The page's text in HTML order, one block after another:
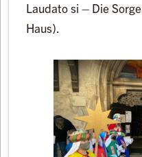
Laudato si – Die
Haus).